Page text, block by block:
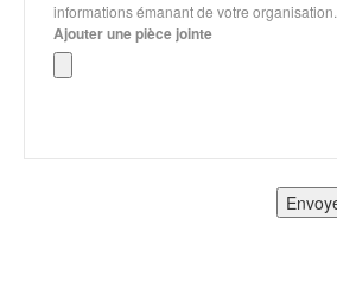
informations émanant de votre organisation.
Ajouter une pièce jointe